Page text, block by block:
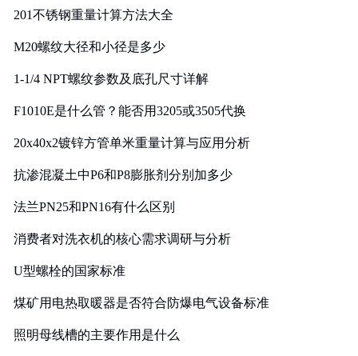
201不锈钢重量计算方法大全
M20螺纹大径和小径是多少
1-1/4 NPT螺纹参数及底孔尺寸详解
F1010E是什么管？能否用3205或3505代换
20x40x2镀锌方管单米重量计算与应用分析
抗渗混凝土中P6和P8膨胀剂分别加多少
法兰PN25和PN16有什么区别
消费者对洗衣机的核心需求调研与分析
U型螺栓的国家标准
煤矿用电热取暖器是否符合防爆电气设备标准
照明母线槽的主要作用是什么